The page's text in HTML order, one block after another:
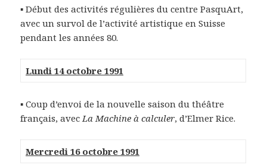
▪ Début des activités régulières du centre PasquArt,
avec un survol de l’activité artistique en Suisse
pendant les années 80.
Lundi 14 octobre 1991
▪ Coup d’envoi de la nouvelle saison du théâtre
français, avecLa Machine à calculer, d’Elmer Rice.
Mercredi 16 octobre 1991